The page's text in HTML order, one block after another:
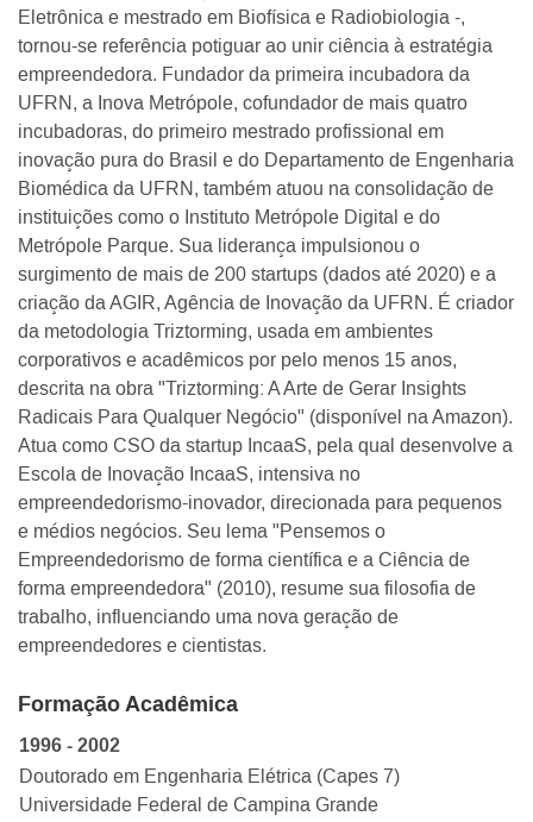
Eletrônica e mestrado em Biofísica e Radiobiologia -,
tornou-se referência potiguar ao unir ciência à estratégia
empreendedora. Fundador da primeira incubadora da
UFRN, a Inova Metrópole, cofundador de mais quatro
incubadoras, do primeiro mestrado profissional em
inovação pura do Brasil e do Departamento de Engenharia
Biomédica da UFRN, também atuou na consolidação de
instituições como o Instituto Metrópole Digital e do
Metrópole Parque. Sua liderança impulsionou o
surgimento de mais de 200 startups (dados até 2020) e a
criação da AGIR, Agência de Inovação da UFRN. É criador
da metodologia Triztorming, usada em ambientes
corporativos e acadêmicos por pelo menos 15 anos,
descrita na obra "Triztorming: A Arte de Gerar Insights
Radicais Para Qualquer Negócio" (disponível na Amazon).
Atua como CSO da startup IncaaS, pela qual desenvolve a
Escola de Inovação IncaaS, intensiva no
empreendedorismo-inovador, direcionada para pequenos
e médios negócios. Seu lema "Pensemos o
Empreendedorismo de forma científica e a Ciência de
forma empreendedora" (2010), resume sua filosofia de
trabalho, influenciando uma nova geração de
empreendedores e cientistas.
Formação Acadêmica
1996 - 2002
Doutorado em Engenharia Elétrica (Capes 7)
Universidade Federal de Campina Grande